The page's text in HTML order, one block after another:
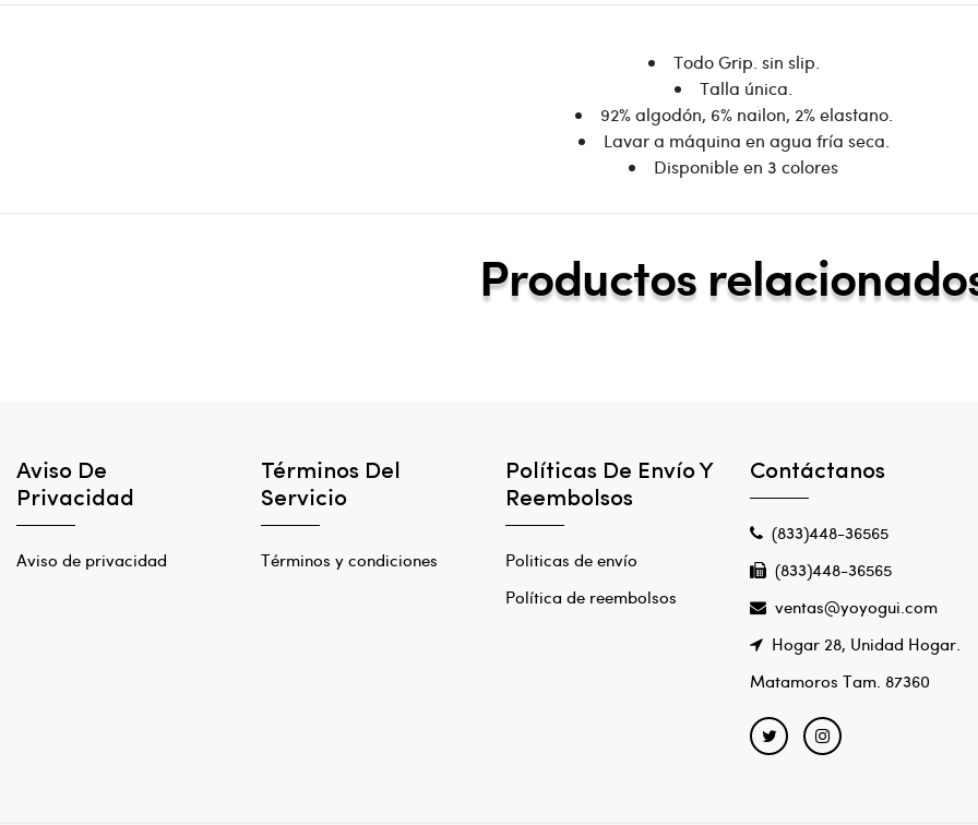
Todo Grip. sin slip.
Talla única.
92% algodón, 6% nailon, 2% elastano.
Lavar a máquina en agua fría seca.
Disponible en 3 colores
Productos
Aviso De
Privacidad
Aviso de privacidad
Términos Del
Servicio
Términos y condiciones
Políticas De Envío Y
Reembolsos
Politicas de envío
Política de reembolsos
Contáctanos
(833)448-36565
(833)448-36565
ventas@yoyogui.com
Hogar 28, Unidad Hogar.
Matamoros Tam. 87360